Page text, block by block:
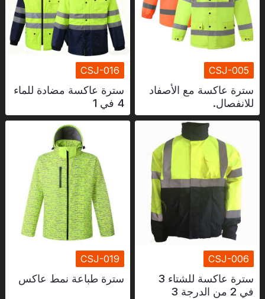
اتصال
CSJ-005
سترة عاكسة مع الأصفاد
للانفصال.
CSJ-016
سترة عاكسة مضادة للماء
4 في 1
CSJ-006
سترة عاكسة للشتاء 3
في 2 من الدرجة 3
CSJ-019
سترة طباعة نمط عاكس